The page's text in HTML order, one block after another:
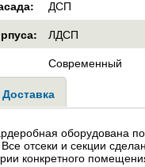
ДСП
ЛДСП
Современный
Доставка
оборудована
Все отсеки и секции
конкретного